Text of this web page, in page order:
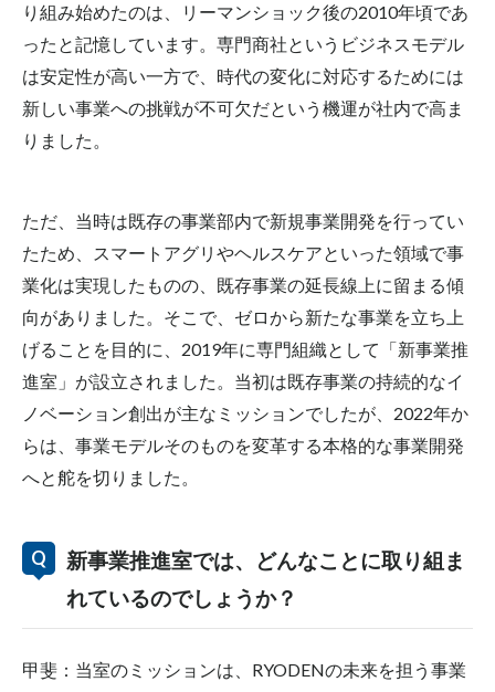
り組み始めたのは、リーマンショック後の2010年頃であ
ったと記憶しています。専門商社というビジネスモデル
は安定性が高い一方で、時代の変化に対応するためには
新しい事業への挑戦が不可欠だという機運が社内で高ま
りました。
ただ、当時は既存の事業部内で新規事業開発を行ってい
たため、スマートアグリやヘルスケアといった領域で事
業化は実現したものの、既存事業の延長線上に留まる傾
向がありました。そこで、ゼロから新たな事業を立ち上
げることを目的に、 2019年に専門組織として「新事業推
進室」が設立されました。当初は既存事業の持続的なイ
ノベーション創出が主なミッションでしたが、 2022年か
らは、事業モデルそのものを変革する本格的な事業開発
へと舵を切りました。
新事業推進室では、どんなことに取り組ま
れているのでしょうか？
甲斐：当室のミッションは、RYODENの未来を担う事業